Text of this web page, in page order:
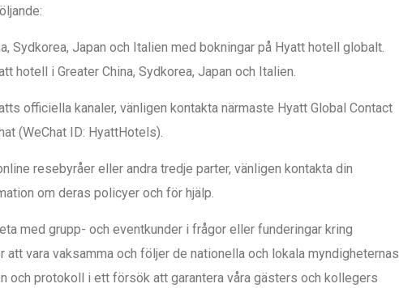
Sydkorea, Japan och Italien med bokningar på Hyatt hotell globalt.
hotell i Greater China, Sydkorea, Japan och Italien.
officiella kanaler, vänligen kontakta närmaste Hyatt Global Contact
(WeChat ID: HyattHotels).
resebyråer eller andra tredje parter, vänligen kontakta din
om deras policyer och för hjälp.
med grupp- och eventkunder i frågor eller funderingar kring
vara vaksamma och följer de nationella och lokala myndigheternas
och protokoll i ett försök att garantera våra gästers och kollegers